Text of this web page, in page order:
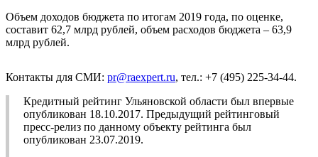
Объем доходов бюджета по итогам 2019 года, по оценке,
составит 62,7 млрд рублей, объем расходов бюджета – 63,9
млрд рублей.
Контакты для СМИ: pr@raexpert.ru, тел.: +7 (495) 225-34-44.
Кредитный рейтинг Ульяновской области был впервые
опубликован 18.10.2017. Предыдущий рейтинговый
пресс-релиз по данному объекту рейтинга был
опубликован 23.07.2019.